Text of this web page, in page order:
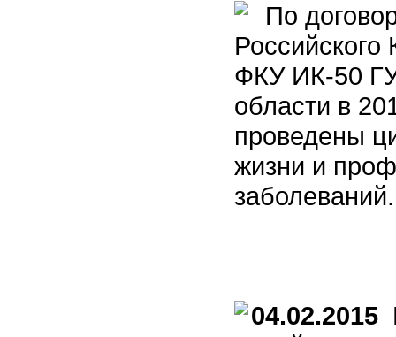
По
Российского
ФКУ ИК-50
области в
проведены
жизни и
заболеваний.
04.02.2015